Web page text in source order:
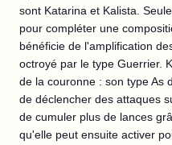
sont Katarina et Kalista.
pour compléter une
bénéficie de l'amplification
octroyé par le type Guerrier.
de la couronne : son type As
de déclencher des attaques
de cumuler plus de lances
qu'elle peut ensuite activer